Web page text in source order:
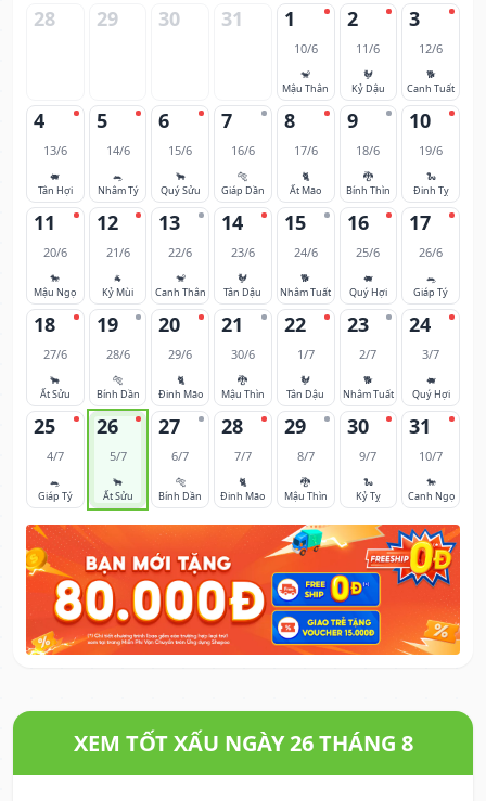
28 29 30 31 1
10/6
🐒
Mậu Thân
2
11/6
🐓
Kỷ Dậu
3
12/6
🐕
Canh Tuất
4
13/6
🐖
Tân Hợi
5
14/6
🐀
Nhâm Tý
6
15/6
🐂
Quý Sửu
7
16/6
🐅
Giáp Dần
8
17/6
🐈
Ất Mão
9
18/6
🐉
Bính Thìn
10
19/6
🐍
Đinh Tỵ
11
20/6
🐎
Mậu Ngọ
12
21/6
🐐
Kỷ Mùi
13
22/6
🐒
Canh Thân
14
23/6
🐓
Tân Dậu
15
24/6
🐕
Nhâm Tuất
16
25/6
🐖
Quý Hợi
17
26/6
🐀
Giáp Tý
18
27/6
🐂
Ất Sửu
19
28/6
🐅
Bính Dần
20
29/6
🐈
Đinh Mão
21
30/6
🐉
Mậu Thìn
22
1/7
🐓
Tân Dậu
23
2/7
🐕
Nhâm Tuất
24
3/7
🐖
Quý Hợi
25
4/7
🐀
Giáp Tý
26
5/7
🐂
Ất Sửu
27
6/7
🐅
Bính Dần
28
7/7
🐈
Đinh Mão
29
8/7
🐉
Mậu Thìn
30
9/7
🐍
Kỷ Tỵ
31
10/7
🐎
Canh Ngọ
XEM TỐT XẤU NGÀY 26 THÁNG 8